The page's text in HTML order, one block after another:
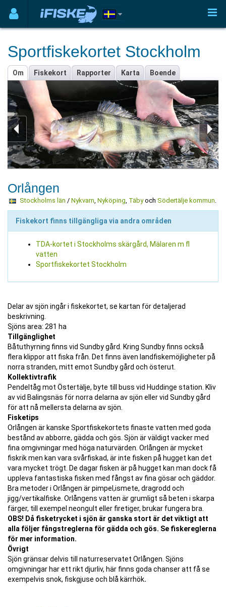
Sportfiskekortet Stockholm
Om Fiskekort Rapporter Karta Boende
Orlången
Stockholms län / Nykvarn, Nyköping, Täbyoch Södertälje kommun.
Fiskekort finns tillgängliga via andra områden
TDA-kortet i Stockholms skärgård, Mälaren m fl
vatten
Sportfiskekortet Stockholm
Delar av sjön ingår i fiskekortet, se kartan för detaljerad
beskrivning.
Sjöns area: 281 ha
Tillgänglighet
Båtuthyrning finns vid Sundby gård. Kring Sundby finns också
flera klippor att fiska från. Det finns även landfiskemöjligheter på
norra stranden, mitt emot Sundby gård och österut.
Kollektivtrafik
Pendeltåg mot Östertälje, byte till buss vid Huddinge station. Kliv
av vid Balingsnäs för norra delarna av sjön eller vid Sundby gård
för att nå mellersta delarna av sjön.
Fisketips
Orlången är kanske Sportfiskekortets finaste vatten med goda
bestånd av abborre, gädda och gös. Sjön är väldigt vacker med
fina omgivningar med höga naturvärden. Orlången är mycket
fiskrik men kan vara svårfiskad, är inte fisken på hugget kan det
vara mycket trögt. De dagar fisken är på hugget kan man dock få
uppleva fantastiska fisken med fångst av fina gösar och gäddor.
Bra metoder i Orlången är pimpel,ismete, dragrodd och
jigg/vertikalfiske. Orlångens vatten är grumligt så beten i skarpa
färger, till exempel neongult eller firetiger, brukar fungera bra.
OBS! Då fisketrycket i sjön är ganska stort är det viktigt att
alla följer fångstreglerna för gädda och gös. Se fiskereglerna
för mer information.
Övrigt
Sjön gränsar delvis till naturreservatet Orlången. Sjöns
omgivningar har ett rikt djurliv, här finns goda chanser att få se
exempelvis snok, fiskgjuse och blå kärrhök.